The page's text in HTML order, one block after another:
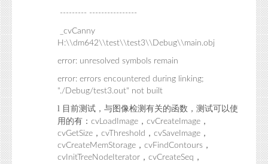
--------- ----------------
_cvCanny
H:\\dm642\\test\\test3\\Debug\\main.obj
error: unresolved symbols remain
error: errors encountered during linking;
"./Debug/test3.out" not built
l 目前测试，与图像检测有关的函数，测试可以使
用的有： cvLoadImage ， cvCreateImage ，
cvGetSize ， cvThreshold ， cvSaveImage ，
cvCreateMemStorage ， cvFindContours ，
cvInitTreeNodeIterator ， cvCreateSeq ，